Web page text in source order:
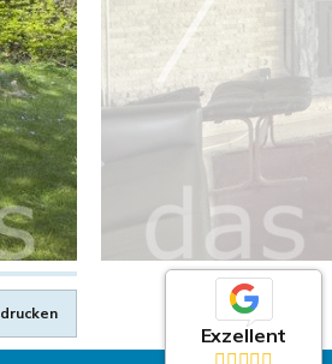
drucken
Exzellent